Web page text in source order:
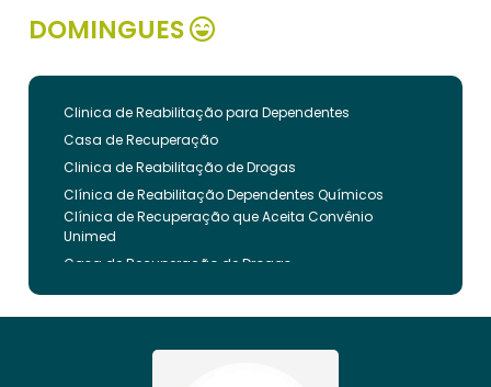
DOMINGUES
Clinica de Reabilitação para Dependentes
Casa de Recuperação
Clinica de Reabilitação de Drogas
Clínica de Reabilitação Dependentes Químicos
Clínica de Recuperação que Aceita Convênio
Unimed
Casa de Recuperação de Drogas
Clínica de Reabilitação de Dependentes Químicos
Clinica de Recuperação de Drogas Pelo Bradesco
Internação Involuntária que Aceita Convenio